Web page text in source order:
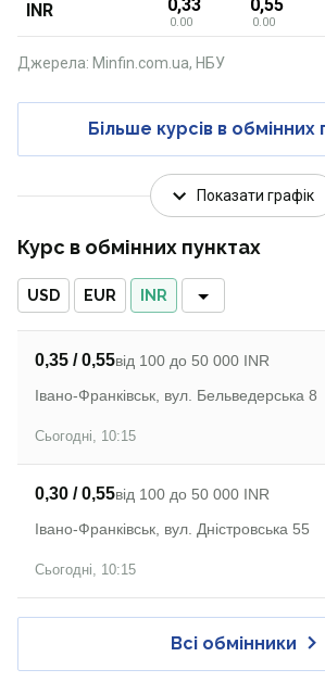
INR 0,33
0.00
0,55
0.00
Більше курсів в обмінних
Джерела: Minfin.com.ua, НБУ
Показати графік
Курс в обмінних пунктах
USD EUR INR
0,35 / 0,55від 100 до 50 000 INR
Івано-Франківськ, вул. Бельведерська 8
Сьогодні, 10:15
0,30 / 0,55від 100 до 50 000 INR
Івано-Франківськ, вул. Дністровська 55
Сьогодні, 10:15
Всі обмінники